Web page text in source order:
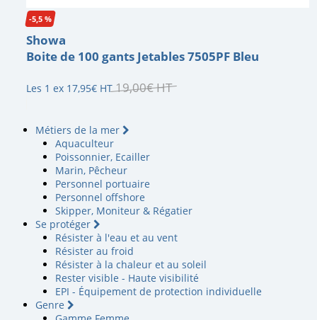
Métiers de la mer
Aquaculteur
Poissonnier, Ecailler
Marin, Pêcheur
Personnel portuaire
Personnel offshore
Skipper, Moniteur & Régatier
Se protéger
Résister à l'eau et au vent
Résister au froid
Résister à la chaleur et au soleil
Rester visible - Haute visibilité
EPI - Équipement de protection individuelle
Genre
-5,5 %
Showa
Boite de 100 gants Jetables 7505PF Bleu
Les 1 ex 17,95€ HT 19,00€HT